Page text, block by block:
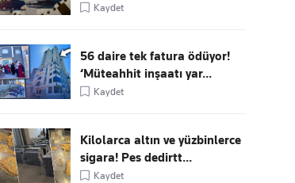
Kaydet
56 daire tek fatura ödüyor!
‘Müteahhit inşaatı yar...
Kaydet
Kilolarca altın ve yüzbinlerce
sigara! Pes dedirtt...
Kaydet